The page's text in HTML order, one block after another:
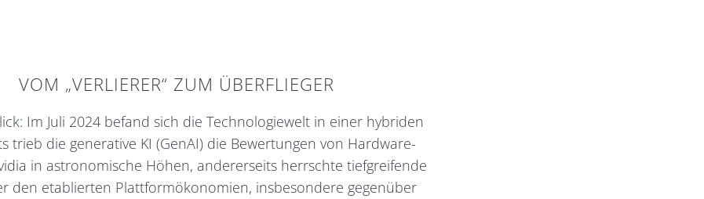
VOM „VERLIERER“ ZUM ÜBERFLIEGER
Im Juli 2024 befand sich die Technologiewelt in einer hybriden
trieb die generative KI (GenAI) die Bewertungen von Hardware-
in astronomische Höhen, andererseits herrschte tiefgreifende
den etablierten Plattformökonomien, insbesondere gegenüber